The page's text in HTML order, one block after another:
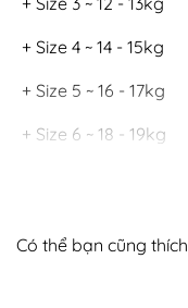
+ Size 4 ~ 14 - 15kg
+ Size 5 ~ 16 - 17kg
+ Size 6 ~ 18 - 19kg
Có thể bạn cũng thích